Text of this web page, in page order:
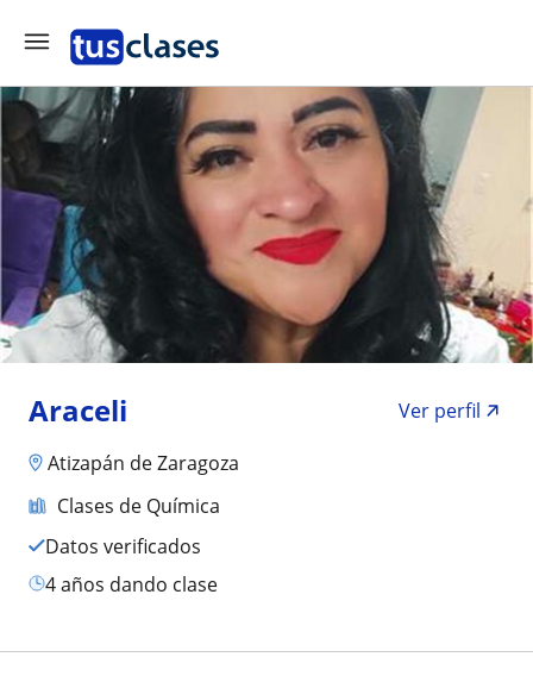
Araceli
Ver perfil
Atizapán de Zaragoza
Clases de Química
Datos verificados
4 años dando clase